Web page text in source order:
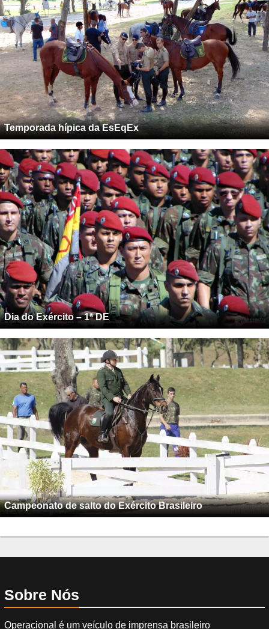
Temporada hípica da EsEqEx
Dia do Exército – 1ª DE
Campeonato de salto do Exército Brasileiro
Sobre Nós
Operacional é um veículo de imprensa brasileiro